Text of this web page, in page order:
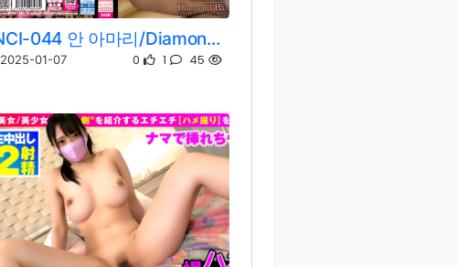
ANCI-044 안 아마리/Diamond Banks
2025-01-07 0 1 45